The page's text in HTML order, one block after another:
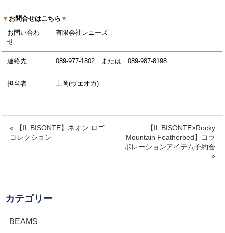
▼ お問合せはこちら ▼
お問い合わ
せ
有限会社レニーズ
連絡先 089-977-1802 または 089-987-8198
担当者 上岡(ウエオカ)
« 【IL BISONTE】ネオン ロゴ
コレクション
【IL BISONTE×Rocky
Mountain Featherbed】コラ
ボレーションアイテム予約会
»
カテゴリー
BEAMS